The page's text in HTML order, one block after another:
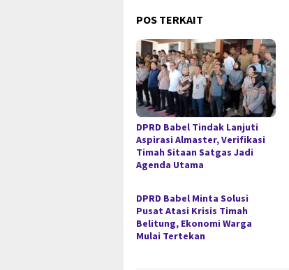
POS TERKAIT
DPRD Babel Tindak Lanjuti
Aspirasi Almaster, Verifikasi
Timah Sitaan Satgas Jadi
Agenda Utama
DPRD Babel Minta Solusi
Pusat Atasi Krisis Timah
Belitung, Ekonomi Warga
Mulai Tertekan